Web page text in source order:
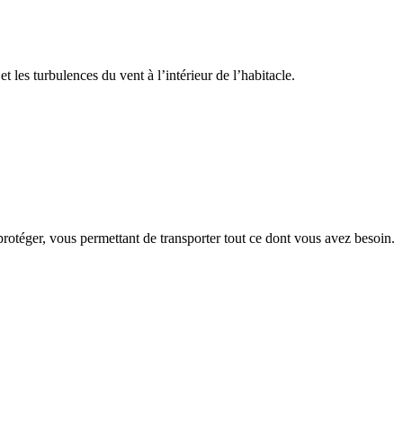
les turbulences du vent à l’intérieur de l’habitacle.
vous permettant de transporter tout ce dont vous avez besoin.